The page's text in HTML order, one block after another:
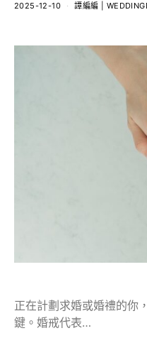
2025-12-10 譚編編 |
正在計劃求婚或婚禮的你
鍵。婚戒代表…